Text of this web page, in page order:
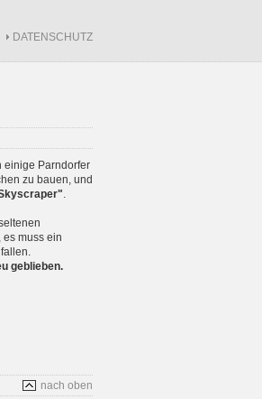
DATENSCHUTZ
einige Parndorfer
zu bauen, und
.
muss ein
geblieben.
nach oben